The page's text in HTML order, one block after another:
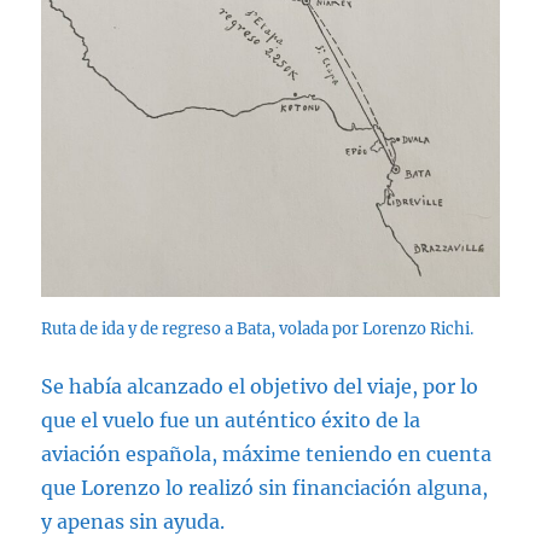
Ruta de ida y de regreso a Bata, volada por Lorenzo Richi.
Se había alcanzado el objetivo del viaje, por lo
que el vuelo fue un auténtico éxito de la
aviación española, máxime teniendo en cuenta
que Lorenzo lo realizó sin financiación alguna,
y apenas sin ayuda.